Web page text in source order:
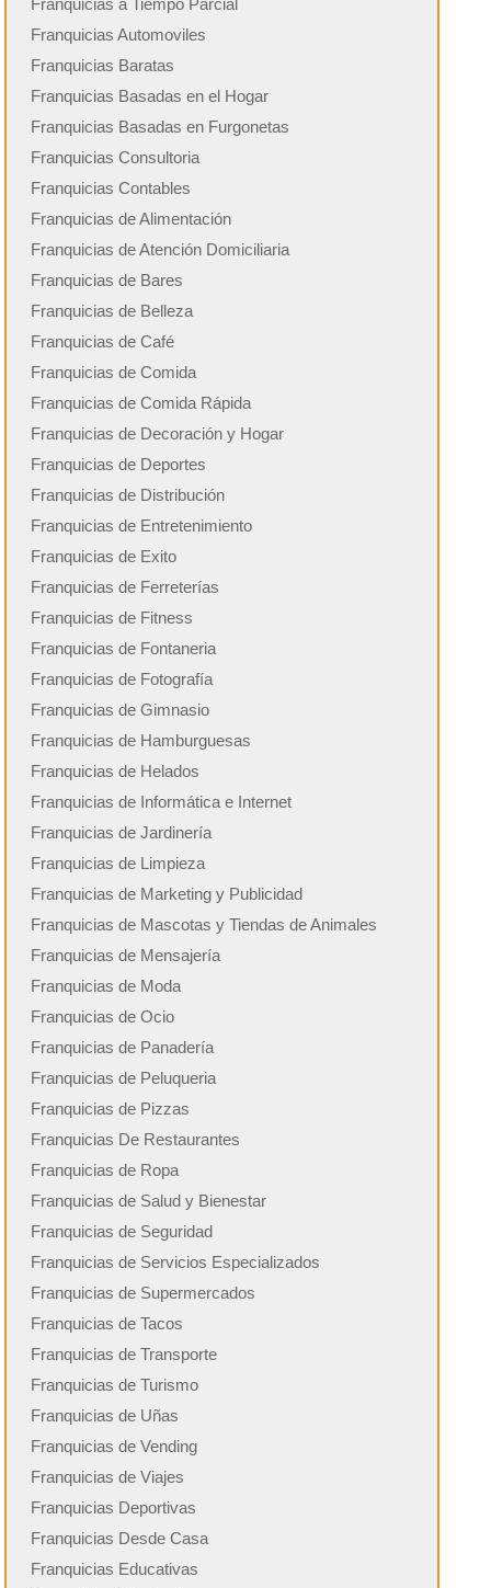
Franquicias Automoviles
Franquicias Baratas
Franquicias Basadas en el Hogar
Franquicias Basadas en Furgonetas
Franquicias Consultoria
Franquicias Contables
Franquicias de Alimentación
Franquicias de Atención Domiciliaria
Franquicias de Bares
Franquicias de Belleza
Franquicias de Café
Franquicias de Comida
Franquicias de Comida Rápida
Franquicias de Decoración y Hogar
Franquicias de Deportes
Franquicias de Distribución
Franquicias de Entretenimiento
Franquicias de Exito
Franquicias de Ferreterías
Franquicias de Fitness
Franquicias de Fontaneria
Franquicias de Fotografía
Franquicias de Gimnasio
Franquicias de Hamburguesas
Franquicias de Helados
Franquicias de Informática e Internet
Franquicias de Jardinería
Franquicias de Limpieza
Franquicias de Marketing y Publicidad
Franquicias de Mascotas y Tiendas de Animales
Franquicias de Mensajería
Franquicias de Moda
Franquicias de Ocio
Franquicias de Panadería
Franquicias de Peluqueria
Franquicias de Pizzas
Franquicias De Restaurantes
Franquicias de Ropa
Franquicias de Salud y Bienestar
Franquicias de Seguridad
Franquicias de Servicios Especializados
Franquicias de Supermercados
Franquicias de Tacos
Franquicias de Transporte
Franquicias de Turismo
Franquicias de Uñas
Franquicias de Vending
Franquicias de Viajes
Franquicias Deportivas
Franquicias Desde Casa
Franquicias Educativas